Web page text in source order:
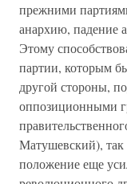
прежними
анархию, падение
Этому
партии, которым
другой стороны,
оппозиционными
Матушевский), так
положение еще